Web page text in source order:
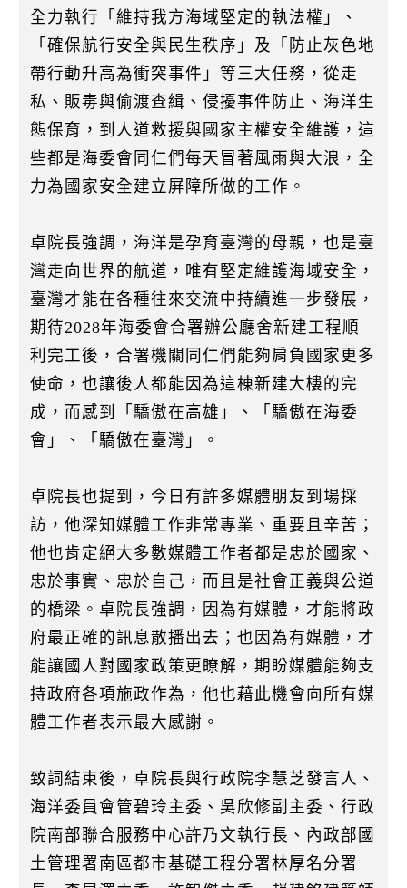
全力執行「維持我方海域堅定的執法權」、
「確保航行安全與民生秩序」及「防止灰色地
帶行動升高為衝突事件」等三大任務，從走
私、販毒與偷渡查緝、侵擾事件防止、海洋生
態保育，到人道救援與國家主權安全維護，這
些都是海委會同仁們每天冒著風雨與大浪，全
力為國家安全建立屏障所做的工作。
卓院長強調，海洋是孕育臺灣的母親，也是臺
灣走向世界的航道，唯有堅定維護海域安全，
臺灣才能在各種往來交流中持續進一步發展，
期待2028年海委會合署辦公廳舍新建工程順
利完工後，合署機關同仁們能夠肩負國家更多
使命，也讓後人都能因為這棟新建大樓的完
成，而感到「驕傲在高雄」、「驕傲在海委
會」、「驕傲在臺灣」。
卓院長也提到，今日有許多媒體朋友到場採
訪，他深知媒體工作非常專業、重要且辛苦；
他也肯定絕大多數媒體工作者都是忠於國家、
忠於事實、忠於自己，而且是社會正義與公道
的橋梁。卓院長強調，因為有媒體，才能將政
府最正確的訊息散播出去；也因為有媒體，才
能讓國人對國家政策更瞭解，期盼媒體能夠支
持政府各項施政作為，他也藉此機會向所有媒
體工作者表示最大感謝。
致詞結束後，卓院長與行政院李慧芝發言人、
海洋委員會管碧玲主委、吳欣修副主委、行政
院南部聯合服務中心許乃文執行長、內政部國
土管理署南區都市基礎工程分署林厚名分署